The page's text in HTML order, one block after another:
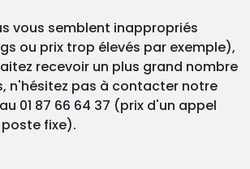
vous semblent inappropriés
ou prix trop élevés par exemple),
recevoir un plus grand nombre
n'hésitez pas à contacter notre
01 87 66 64 37 (prix d'un appel
fixe).